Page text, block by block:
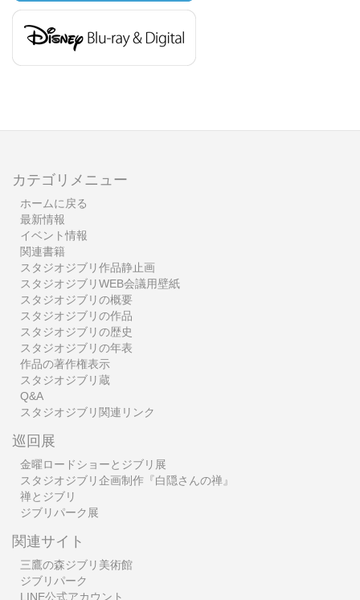
カテゴリメニュー
ホームに戻る
最新情報
イベント情報
関連書籍
スタジオジブリ作品静止画
スタジオジブリWEB会議用壁紙
スタジオジブリの概要
スタジオジブリの作品
スタジオジブリの歴史
スタジオジブリの年表
作品の著作権表示
スタジオジブリ蔵
Q&A
スタジオジブリ関連リンク
巡回展
金曜ロードショーとジブリ展
スタジオジブリ企画制作『白隠さんの禅』
禅とジブリ
ジブリパーク展
関連サイト
三鷹の森ジブリ美術館
ジブリパーク
LINE公式アカウント